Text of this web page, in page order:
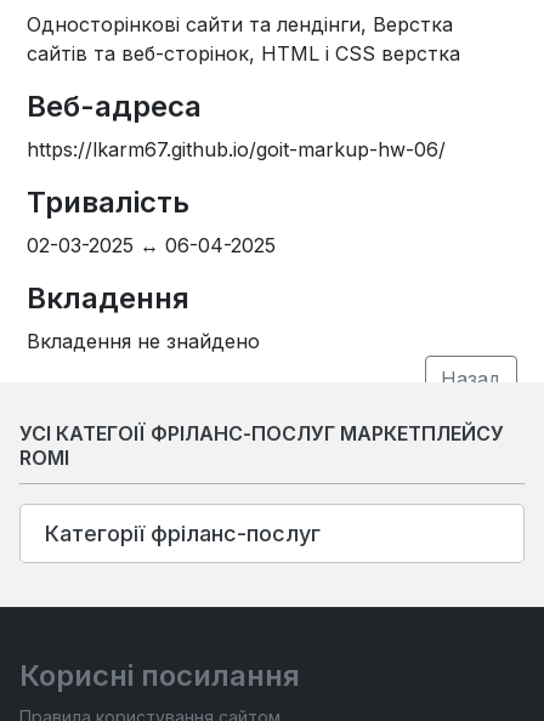
Односторінкові сайти та лендінги, Верстка
сайтів та веб-сторінок, HTML і CSS верстка
Веб-адреса
https://lkarm67.github.io/goit-markup-hw-06/
Тривалість
02-03-2025 ↔ 06-04-2025
Вкладення
Вкладення не знайдено
УСІ КАТЕГОІЇ ФРІЛАНС-ПОСЛУГ МАРКЕТПЛЕЙСУ
ROMI
Категорії фріланс-послуг
Корисні посилання
Правила користування сайтом